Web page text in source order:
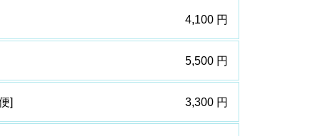
4,100 円
5,500 円
] 3,300 円